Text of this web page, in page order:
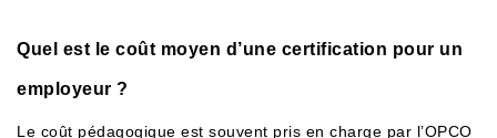
Quel est le coût moyen d’une certification pour un
employeur ?
Le coût pédagogique est souvent pris en charge par l’OPCO